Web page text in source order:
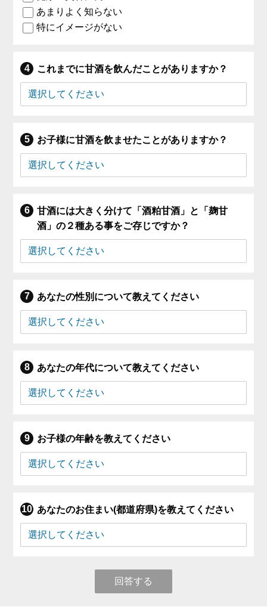
あまりよく知らない
特にイメージがない
これまでに甘酒を飲んだことがありますか？
お子様に甘酒を飲ませたことがありますか？
甘酒には大きく分けて「酒粕甘酒」と「麹甘
酒」の２種ある事をご存じですか？
あなたの性別について教えてください
あなたの年代について教えてください
お子様の年齢を教えてください
あなたのお住まい(都道府県)を教えてください
回答する